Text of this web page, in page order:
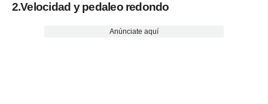
2.Velocidad y pedaleo redondo
Anúnciate aquí